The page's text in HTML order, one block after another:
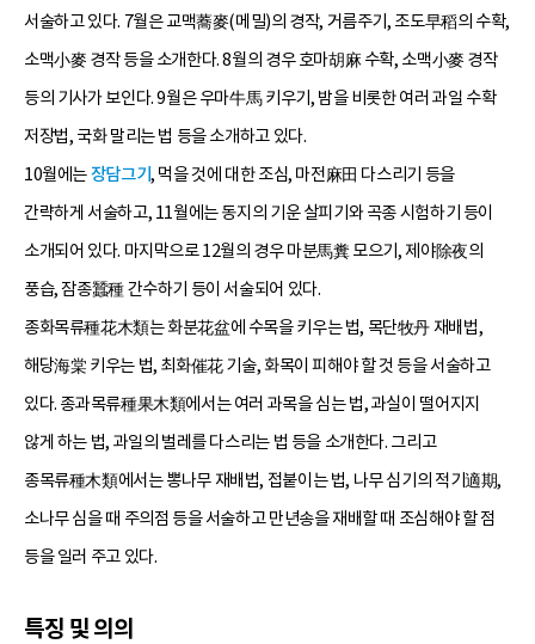
서술하고 있다. 7월은 교맥蕎麥(메밀)의 경작, 거름주기, 조도早稻의 수확,
소맥小麥 경작 등을 소개한다. 8월의 경우 호마胡麻 수확, 소맥小麥 경작
등의 기사가 보인다. 9월은 우마牛馬 키우기, 밤을 비롯한 여러 과일 수확
저장법, 국화 말리는 법 등을 소개하고 있다.
10월에는장담그기, 먹을 것에 대한 조심, 마전麻田 다스리기 등을
간략하게 서술하고, 11월에는 동지의 기운 살피기와 곡종 시험하기 등이
소개되어 있다. 마지막으로 12월의 경우 마분馬糞 모으기, 제야除夜의
풍습, 잠종蠶種 간수하기 등이 서술되어 있다.
종화목류種花木類는 화분花盆에 수목을 키우는 법, 목단牧丹 재배법,
해당海棠 키우는 법, 최화催花 기술, 화목이 피해야 할 것 등을 서술하고
있다. 종과목류種果木類에서는 여러 과목을 심는 법, 과실이 떨어지지
않게 하는 법, 과일의 벌레를 다스리는 법 등을 소개한다. 그리고
종목류種木類에서는 뽕나무 재배법, 접붙이는 법, 나무 심기의 적기適期,
소나무 심을 때 주의점 등을 서술하고 만년송을 재배할 때 조심해야 할 점
등을 일러 주고 있다.
특징 및 의의